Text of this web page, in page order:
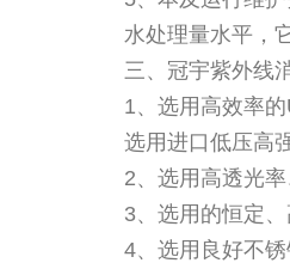
水处理量水平，
三、冠宇紫外线
1、选用高效率
选用进口低压高
2、选用高透光
3、选用的恒定
4、选用良好不